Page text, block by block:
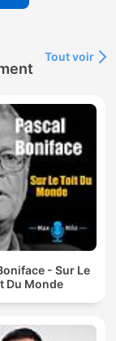
Tout voir
- Sur Le
Du Monde